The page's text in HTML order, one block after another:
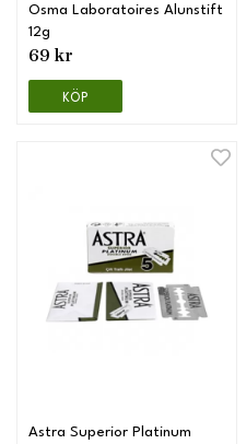
Osma Laboratoires Alunstift
12g
69 kr
KÖP
Astra Superior Platinum